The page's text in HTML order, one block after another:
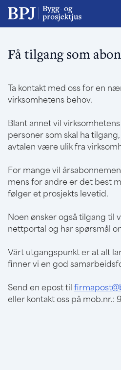
Få tilgang som
Ta kontakt med oss for en
virksomhetens behov.
Blant annet vil virksomhetens
personer som skal ha
avtalen være ulik fra
For mange vil
mens for andre er det best
følger et prosjekts levetid.
Noen ønsker også tilgang til
nettportal og har spørsmål
Vårt utgangspunkt er at alt
finner vi en god
Send en epost til
eller kontakt oss på mob.nr.: